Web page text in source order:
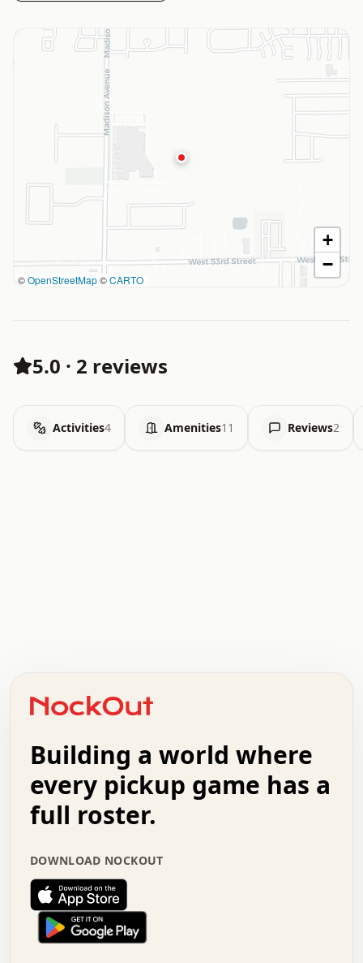
©OpenStreetMap©CARTO
+
−
5.0 · 2 reviews
Activities4 Amenities11 Reviews2
+   .   .   .   .   .   .   .   .   .   +   .   .
.   .   .   .   .   .   .   .   .   .   .   :   .
.   .   .   .   +   .   .   .   .   .   .   .   +
.   :   .   .   .   .   .   .   .   .   o   .   .
.   .   x   .   .   .   .   .   .   :   .   .   o
.   .   .   .   :   .   .   .   .   o   .   .   .
.   .   .   .   .   .   .   :   .   .   .   .   .
.   .   .   .   .   .   .   +   .   .   x   .   .
.   .   .   .   .   :   +   .   .   .   .   .   o
.   .   .   .   .   .   .   .   .   .   .   .   .
.   .   :   o   .   .   .   .   .   .   .   +   .
.   o   .   .   .   .   x   .   .   .   .   .   .
Building a world where
every pickup game has a
full roster.
DOWNLOAD NOCKOUT